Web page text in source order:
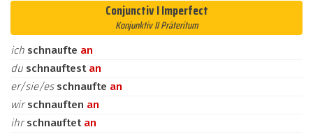
Conjunctiv I Imperfect
Konjunktiv II Präteritum
ich schnaufte an
du schnauftest an
er/sie/es schnaufte an
wirschnauften an
ihrschnauftet an